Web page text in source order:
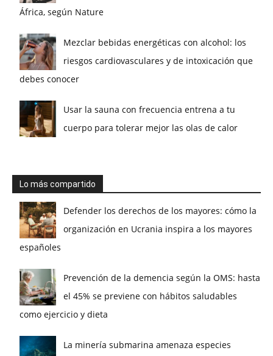
África, según Nature
Mezclar bebidas energéticas con alcohol: los
riesgos cardiovasculares y de intoxicación que
debes conocer
Usar la sauna con frecuencia entrena a tu
cuerpo para tolerar mejor las olas de calor
Lo más compartido
Defender los derechos de los mayores: cómo la
organización en Ucrania inspira a los mayores
españoles
Prevención de la demencia según la OMS: hasta
el 45% se previene con hábitos saludables
como ejercicio y dieta
La minería submarina amenaza especies